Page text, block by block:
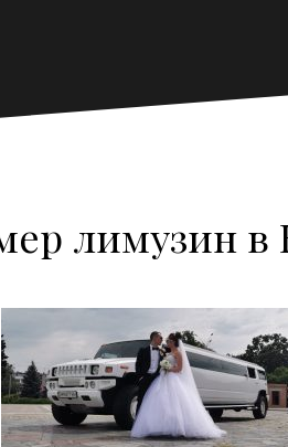
лимузин в